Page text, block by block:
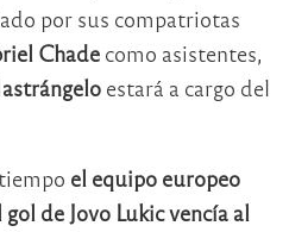
por sus compatriotas
Chade como asistentes,
estará a cargo del
el equipo europeo
de Jovo Lukic vencía al